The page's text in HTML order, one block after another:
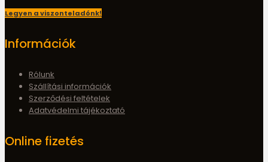
Legyen a viszonteladónk!
Információk
Rólunk
Szállítási információk
Szerződési feltételek
Adatvédelmi tájékoztató
Online fizetés